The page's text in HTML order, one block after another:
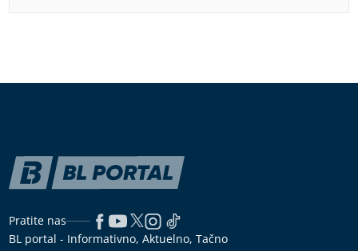
Pratite nas
BL portal - Informativno, Aktuelno, Tačno